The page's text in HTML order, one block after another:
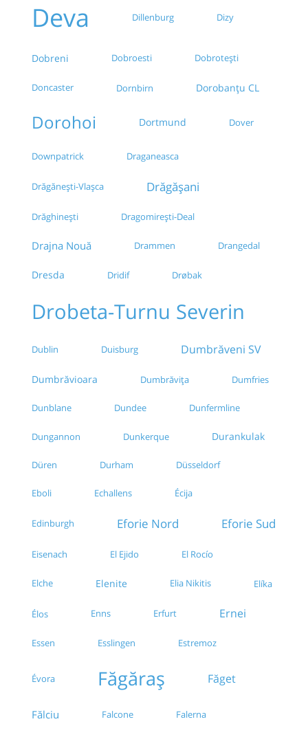
Deva Dillenburg Dizy
Dobreni Dobroesti Dobrotești
Doncaster Dornbirn Dorobanțu CL
Dorohoi Dortmund Dover
Downpatrick Draganeasca
Drăgănești-Vlașca Drăgășani
Drăghinești Dragomirești-Deal
Drajna Nouă Drammen Drangedal
Dresda Dridif Drøbak
Drobeta-Turnu Severin
Dublin Duisburg Dumbrăveni SV
Dumbrăvioara Dumbrăvița Dumfries
Dunblane Dundee Dunfermline
Dungannon Dunkerque Durankulak
Düren Durham Düsseldorf
Eboli Echallens Écija
Edinburgh Eforie Nord Eforie Sud
Eisenach El Ejido El Rocío
Elche Elenite Elia Nikitis Elíka
Élos Enns Erfurt Ernei
Essen Esslingen Estremoz
Évora Făgăraș Făget
Fălciu Falcone Falerna